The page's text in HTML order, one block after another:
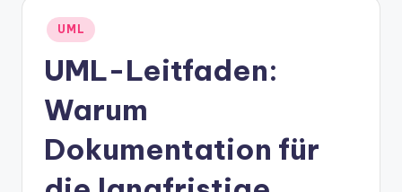
m
Posted
in
UML
UML-Leitfaden:
Warum
Dokumentation für